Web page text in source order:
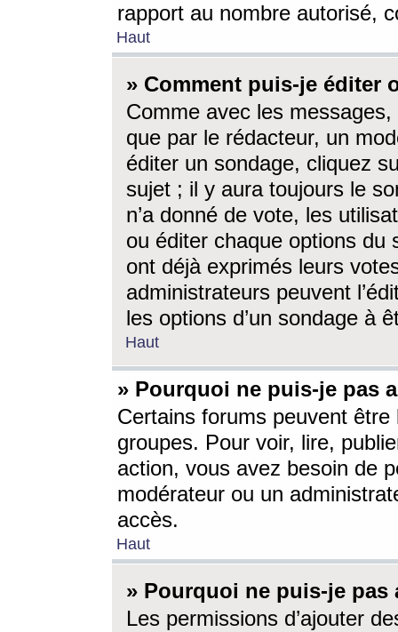
rapport au nombre autorisé,
Haut
» Comment puis-je éditer
Comme avec les
que par le rédacteur, un
éditer un sondage, cliquez
sujet ; il y aura toujours le
n’a donné de vote, les
ou éditer chaque options du
ont déjà exprimés leurs
administrateurs peuvent
les options d’un sondage à
Haut
» Pourquoi ne puis-je pas
Certains forums peuvent être
groupes. Pour voir, lire,
action, vous avez besoin de
modérateur ou un
accès.
Haut
» Pourquoi ne puis-je
Les permissions d’ajouter